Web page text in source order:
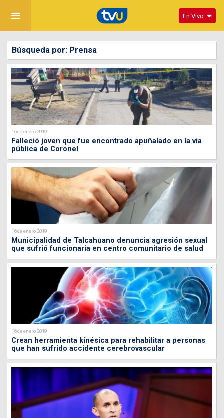
menu En Vivo
Búsqueda por: Prensa
16 de enero 2019
Falleció joven que fue encontrado apuñalado en la vía
pública de Coronel
16 de enero 2019
Municipalidad de Talcahuano denuncia agresión sexual
que sufrió funcionaria en centro comunitario de salud
16 de enero 2019
Crean herramienta kinésica para rehabilitar a personas
que han sufrido accidente cerebrovascular